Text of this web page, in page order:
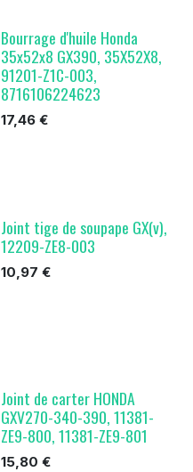
Bourrage d'huile Honda
35x52x8 GX390, 35X52X8,
91201-Z1C-003,
8716106224623
17,46€
Joint tige de soupape GX(v),
12209-ZE8-003
10,97 €
Joint de carter HONDA
GXV270-340-390, 11381-
ZE9-800, 11381-ZE9-801
15,80 €